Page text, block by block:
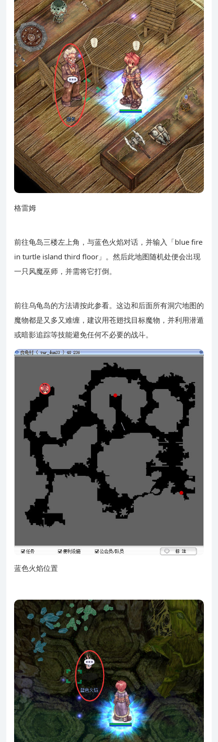
格雷姆
前往龟岛三楼左上角，与蓝色火焰对话，并输入「blue fire
in turtle island third floor」。然后此地图随机处便会出现
一只风魔巫师，并需将它打倒。
前往乌龟岛的方法请按此参看。这边和后面所有洞穴地图的
魔物都是又多又难缠，建议用苍翅找目标魔物，并利用潜遁
或暗影追踪等技能避免任何不必要的战斗。
蓝色火焰位置